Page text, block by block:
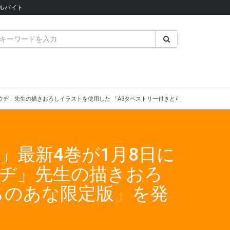
バイト
」先生の描きおろしイラストを使用した 「A3タペストリー付きとらのあな限定版」を
最新4巻が1月8日に
」先生の描きおろ
あな限定版」を発